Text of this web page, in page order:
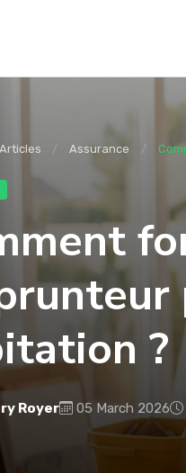
Articles Assurance
?
Royer 05 March 2026